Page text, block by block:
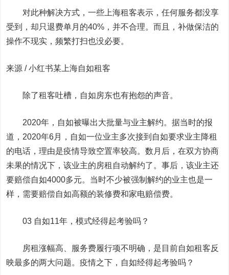
对此种解决方式，一些上海租客表示，任何服务都没享
受到，却只退费单月的40%，并不合理。而且，补做保洁的
操作不现实，频繁打扫也没必要。
来源 / 小红书某上海自如租客
除了租客吐槽，自如房东也有抱怨的声音。
2020年，自如被曝出大批量与业主解约。据当时的报
道，2020年6月，自如一位业主多次接到自如要求业主降租
的电话，理由是疫情导致空置率较高。数月后，在双方协商
未果的情况下，该业主的房租自动解约了。事后，该业主还
要赔偿自如4000多元。当时不少被强制解约的业主也是一
样，需要赔偿自如高额的装修费和家电赔偿费。
03 自如11年，模式经得起考验吗？
房租涨幅高、服务费履行项不明确，是目前自如租客反
映最多的两大问题。疫情之下，自如经得起考验吗？